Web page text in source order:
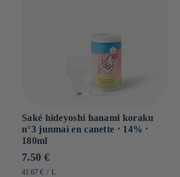
Saké hideyoshi hanami koraku
n°3 junmai en canette ⋅ 14% ⋅
180ml
Prix
habituel
7.50 €
PRIX
41.67 € / PAR
L